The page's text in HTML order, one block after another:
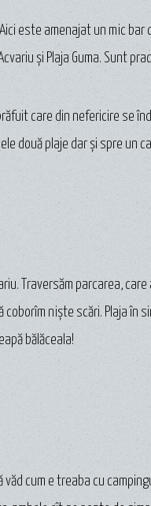
este amenajat un mic
și Plaja Guma. Sunt
care din nefericire se
două plaje dar și spre un
Traversăm parcarea,
coborîm niște scări. Plaja
bălăceala!
văd cum e treaba cu